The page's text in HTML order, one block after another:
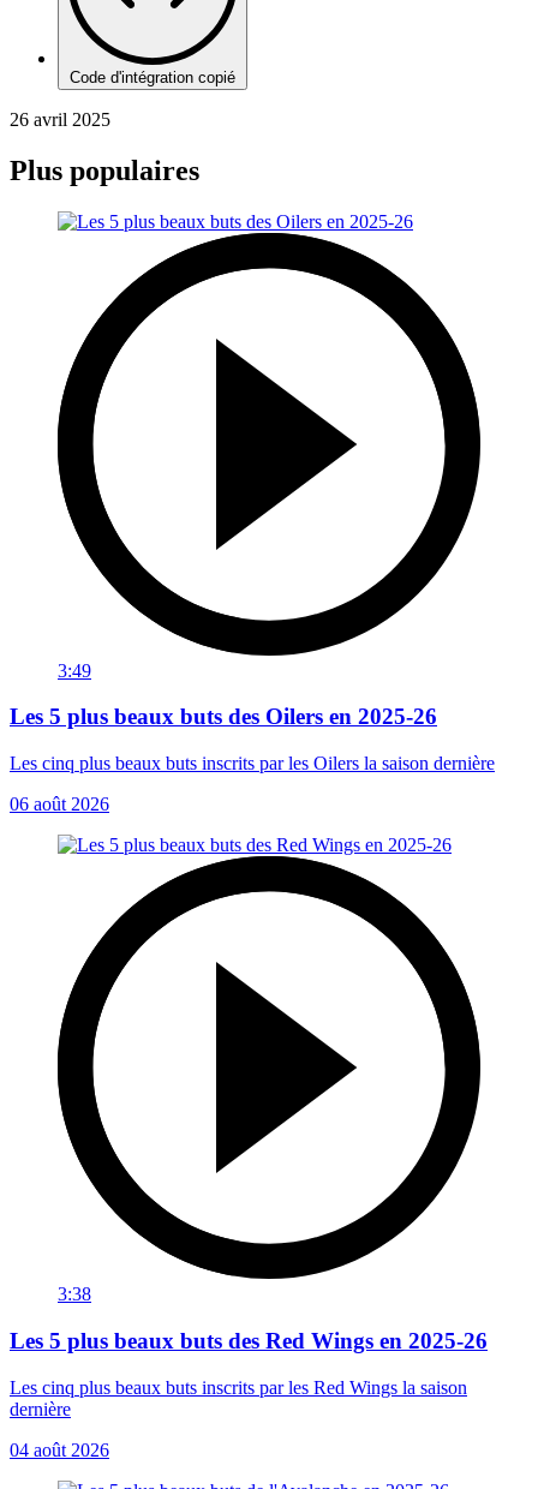
Code d'intégration copié
26 avril 2025
Plus populaires
3:49
Les 5 plus beaux buts des Oilers en 2025-26
Les cinq plus beaux buts inscrits par les Oilers la saison dernière
06 août 2026
3:38
Les 5 plus beaux buts des Red Wings en 2025-26
Les cinq plus beaux buts inscrits par les Red Wings la saison
dernière
04 août 2026